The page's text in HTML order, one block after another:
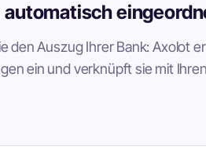
automatisch
den Auszug Ihrer Bank: Axolot
ein und verknüpft sie mit